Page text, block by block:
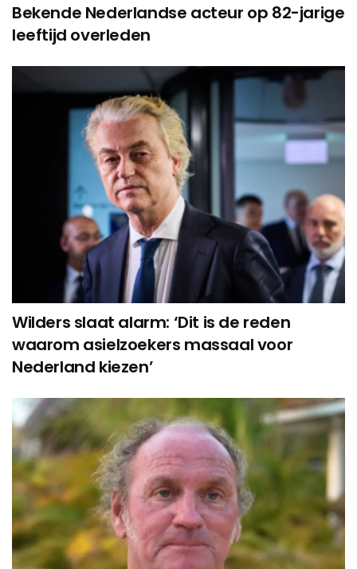
Bekende Nederlandse acteur op 82-jarige
leeftijd overleden
Wilders slaat alarm: ‘Dit is de reden
waarom asielzoekers massaal voor
Nederland kiezen’